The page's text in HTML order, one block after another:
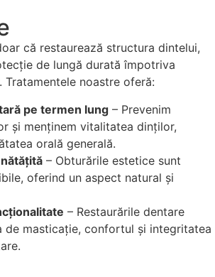
că restaurează structura dintelui,
de lungă durată împotriva
noastre oferă:
pe termen lung – Prevenim
și menținem vitalitatea dinților,
orală generală.
– Obturările estetice sunt
oferind un aspect natural și
– Restaurările dentare
de masticație, confortul și integritatea